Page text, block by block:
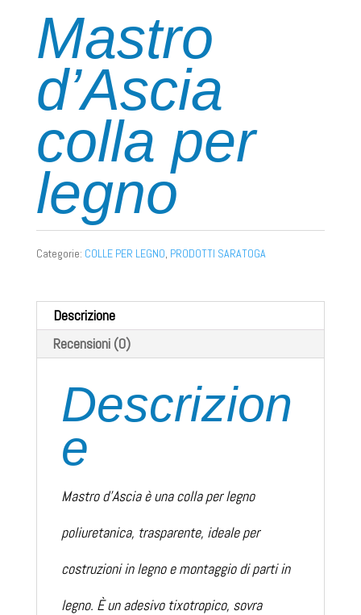
Mastro
d’Ascia
colla per
legno
Categorie: COLLE PER LEGNO, PRODOTTI SARATOGA
Descrizione
Recensioni (0)
Descrizion
e
Mastro d’Ascia è una colla per legno
poliuretanica, trasparente, ideale per
costruzioni in legno e montaggio di parti in
legno. È un adesivo tixotropico, sovra